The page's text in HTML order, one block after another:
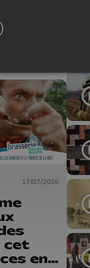
17/07/2026
cet
en